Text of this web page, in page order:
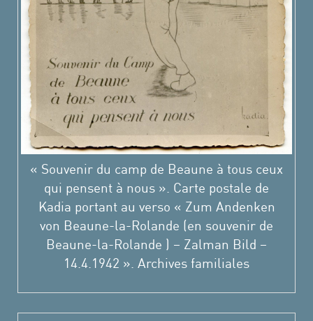
« Souvenir du camp de Beaune à tous ceux
qui pensent à nous ». Carte postale de
Kadia portant au verso « Zum Andenken
von Beaune-la-Rolande (en souvenir de
Beaune-la-Rolande ) – Zalman Bild –
14.4.1942 ». Archives familiales